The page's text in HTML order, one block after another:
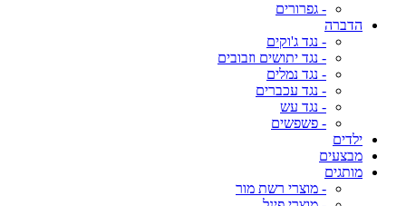
- גפרורים
הדברה
- נגד ג'וקים
- נגד יתושים וזבובים
- נגד נמלים
- נגד עכברים
- נגד עש
- פשפשים
ילדים
מבצעים
מותגים
- מוצרי רשת מור